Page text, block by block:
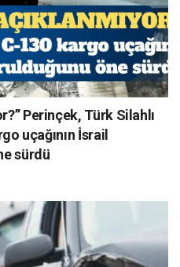
Perinçek, Türk Silahlı
uçağının İsrail
sürdü